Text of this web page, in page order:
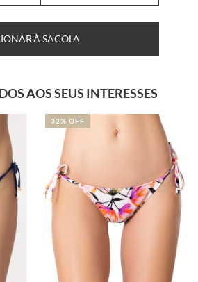
À SACOLA
AOS SEUS INTERESSES
32% OFF